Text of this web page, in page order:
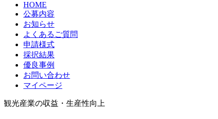
HOME
公募内容
お知らせ
よくあるご質問
申請様式
採択結果
優良事例
お問い合わせ
マイページ
観光産業の収益・生産性向上